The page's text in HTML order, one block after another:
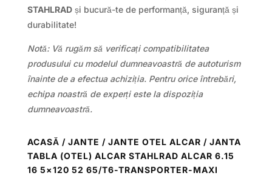
STAHLRADși bucură-te de performanță, siguranță și
durabilitate!
Notă: Vă rugăm să verificați compatibilitatea
produsului cu modelul dumneavoastră de autoturism
înainte de a efectua achiziția. Pentru orice întrebări,
echipa noastră de experți este la dispoziția
dumneavoastră.
ACASĂ / JANTE / JANTE OTEL ALCAR / JANTA
TABLA (OTEL) ALCAR STAHLRAD ALCAR 6.15
16 5×120 52 65/T6-TRANSPORTER-MAXI